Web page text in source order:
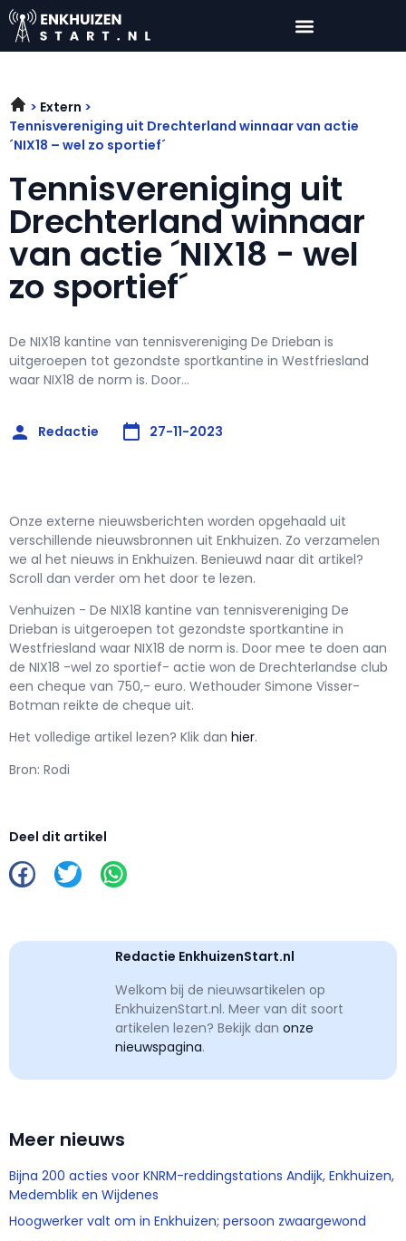
Extern
Tennisvereniging uit Drechterland winnaar van actie
´NIX18 – wel zo sportief´
Tennisvereniging uit
Drechterland winnaar
van actie ´NIX18 - wel
zo sportief´
De NIX18 kantine van tennisvereniging De Drieban is
uitgeroepen tot gezondste sportkantine in Westfriesland
waar NIX18 de norm is. Door...
Redactie 27-11-2023
Onze externe nieuwsberichten worden opgehaald uit
verschillende nieuwsbronnen uit Enkhuizen. Zo verzamelen
we al het nieuws in Enkhuizen. Benieuwd naar dit artikel?
Scroll dan verder om het door te lezen.
Venhuizen - De NIX18 kantine van tennisvereniging De
Drieban is uitgeroepen tot gezondste sportkantine in
Westfriesland waar NIX18 de norm is. Door mee te doen aan
de NIX18 -wel zo sportief- actie won de Drechterlandse club
een cheque van 750,- euro. Wethouder Simone Visser-
Botman reikte de cheque uit.
Het volledige artikel lezen? Klik dan hier.
Bron: Rodi
Deel dit artikel
Redactie EnkhuizenStart.nl
Welkom bij de nieuwsartikelen op
EnkhuizenStart.nl. Meer van dit soort
artikelen lezen? Bekijk dan onze
nieuwspagina.
Meer nieuws
Bijna 200 acties voor KNRM-reddingstations Andijk, Enkhuizen,
Medemblik en Wijdenes
Hoogwerker valt om in Enkhuizen; persoon zwaargewond